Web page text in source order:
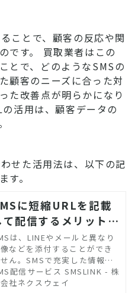
ことで、顧客の反応や関
です。 買取業者はこの
とで、どのようなSMSの
顧客のニーズに合った対
た改善点が明らかになり
活用は、顧客データの
せた活用法は、以下の記
す。
に短縮URLを記載
て配信するメリットと
？活用シーンも解説
は、LINEやメールと異なり
などを添付することができ
ん。SMSで充実した情報を
ザーに送る方法として、短
との組み合わせが有効で
配信サービス SMSLINK - 株
社ネクスウェイ